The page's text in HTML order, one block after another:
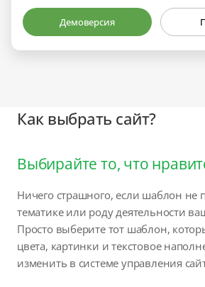
Демоверсия
Как выбрать сайт?
Выбирайте то, что
Ничего страшного, если шаблон не
тематике или роду деятельности
Просто выберите тот шаблон,
цвета, картинки и текстовое
изменить в системе управления